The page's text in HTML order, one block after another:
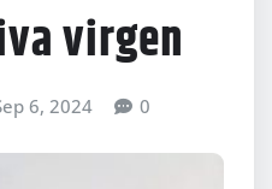
virgen
6, 2024 0